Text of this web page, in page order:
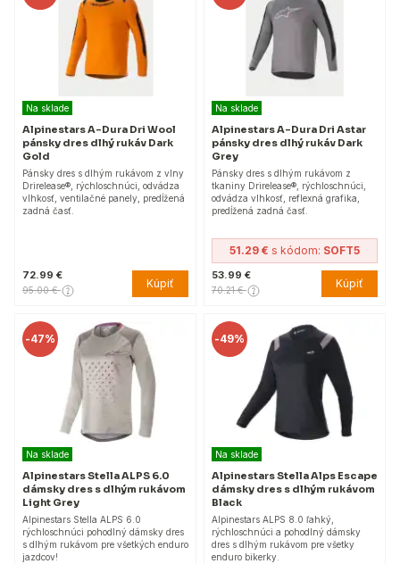
Na sklade
Alpinestars A-Dura Dri Wool
pánsky dres dlhý rukáv Dark
Gold
Pánsky dres s dlhým rukávom z vlny
Drirelease®, rýchloschnúci, odvádza
vlhkosť, ventilačné panely, predĺžená
zadná časť.
72.99 €
95.00 € Kúpiť
Na sklade
Alpinestars A-Dura Dri Astar
pánsky dres dlhý rukáv Dark
Grey
Pánsky dres s dlhým rukávom z
tkaniny Drirelease®, rýchloschnúci,
odvádza vlhkosť, reflexná grafika,
predĺžená zadná časť.
51.29 € s kódom: SOFT5
53.99 €
70.21 € Kúpiť
-47%
Na sklade
Alpinestars Stella ALPS 6.0
dámsky dres s dlhým rukávom
Light Grey
Alpinestars Stella ALPS 6.0
rýchloschnúci pohodlný dámsky dres
s dlhým rukávom pre všetkých enduro
jazdcov!
-49%
Na sklade
Alpinestars Stella Alps Escape
dámsky dres s dlhým rukávom
Black
Alpinestars ALPS 8.0 ľahký,
rýchloschnúci a pohodlný dámsky
dres s dlhým rukávom pre všetky
enduro bikerky.